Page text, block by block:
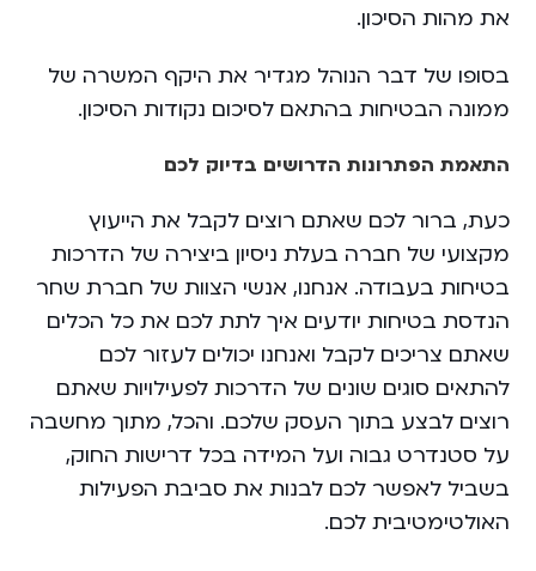
את מהות הסיכון.
בסופו של דבר הנוהל מגדיר את היקף המשרה של
ממונה הבטיחות בהתאם לסיכום נקודות הסיכון.
‏התאמת הפתרונות הדרושים בדיוק לכם
‏כעת, ברור לכם שאתם רוצים לקבל את הייעוץ
מקצועי של חברה בעלת ניסיון ביצירה של הדרכות
בטיחות בעבודה. אנחנו, אנשי הצוות של חברת שחר
הנדסת בטיחות יודעים איך לתת לכם את כל הכלים
שאתם צריכים לקבל ואנחנו יכולים לעזור לכם
להתאים סוגים שונים של הדרכות לפעילויות שאתם
רוצים לבצע בתוך העסק שלכם. ‏והכל, מתוך מחשבה
על סטנדרט גבוה ועל המידה בכל דרישות החוק,
בשביל לאפשר לכם לבנות את סביבת הפעילות
האולטימטיבית לכם.